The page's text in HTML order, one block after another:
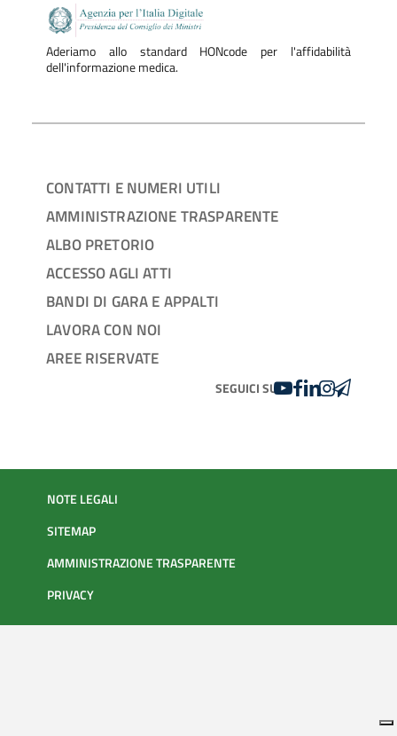
Aderiamo allo standard HONcode per l'affidabilità
dell'informazione medica.
CONTATTI E NUMERI UTILI
AMMINISTRAZIONE TRASPARENTE
ALBO PRETORIO
ACCESSO AGLI ATTI
BANDI DI GARA E APPALTI
LAVORA CON NOI
AREE RISERVATE
SEGUICI SUYOUTUBE
FACEBOOK
LINKEDIN
INSTAGRAM
NOTE LEGALI
SITEMAP
AMMINISTRAZIONE TRASPARENTE
PRIVACY